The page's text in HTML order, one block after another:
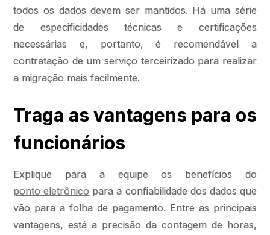
todos os dados devem ser mantidos. Há uma série
de especificidades técnicas e certificações
necessárias e, portanto, é recomendável a
contratação de um serviço terceirizado para realizar
a migração mais facilmente.
Traga as vantagens para os
funcionários
Explique para a equipe os benefícios do
ponto eletrônico para a confiabilidade dos dados que
vão para a folha de pagamento. Entre as principais
vantagens, está a precisão da contagem de horas,